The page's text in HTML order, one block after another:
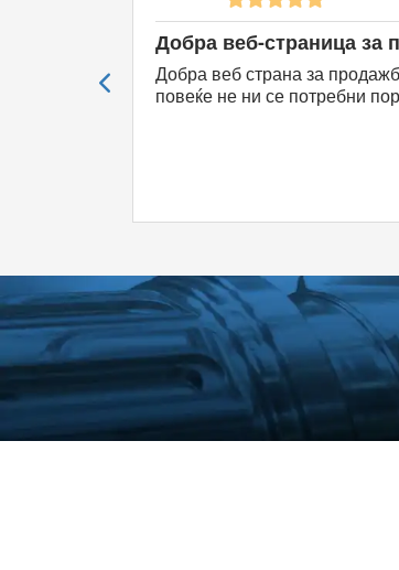
Систем на попусти
13 %
попуст
69,00 €
Оглас /
месец
18 %
попуст
64,50 €
Добра веб-страница за
Добра веб страна за
повеќе не ни се потребни